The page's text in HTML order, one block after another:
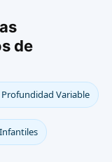
de
Profundidad Variable